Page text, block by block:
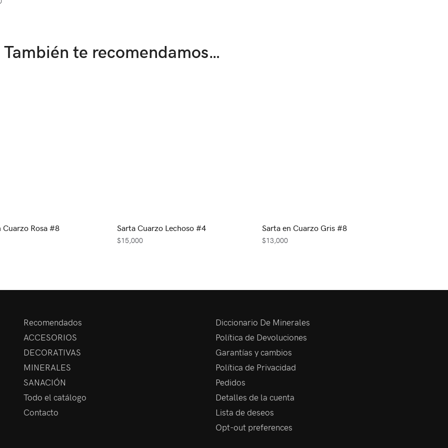
También te recomendamos…
Cuarzo Rosa #8 Sarta Cuarzo Lechoso #4
$15,000
Sarta en Cuarzo Gris #8
$13,000
Recomendados
ACCESORIOS
DECORATIVAS
MINERALES
SANACIÓN
Todo el catálogo
Contacto
Diccionario De Minerales
Política de Devoluciones
Garantías y cambios
Política de Privacidad
Pedidos
Detalles de la cuenta
Lista de deseos
Opt-out preferences